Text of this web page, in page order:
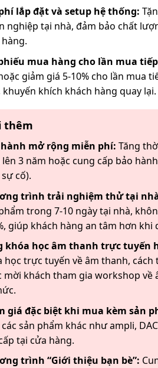
lắp đặt và setup hệ thống:
nghiệp tại nhà, đảm bảo chất
mua hàng cho lần mua
giảm giá 5-10% cho lần mua
khuyến khích khách hàng quay lại.
thêm
hành mở rộng miễn phí: Tăng
lên 3 năm hoặc cung cấp bảo
cố).
trình trải nghiệm thử tại
trong 7-10 ngày tại nhà,
giúp khách hàng an tâm hơn khi
khóa học âm thanh trực tuyến
học trực tuyến về âm thanh,
mời khách tham gia workshop về
giá đặc biệt khi mua kèm sản
sản phẩm khác như ampli,
tại cửa hàng.
trình “Giới thiệu bạn bè”: